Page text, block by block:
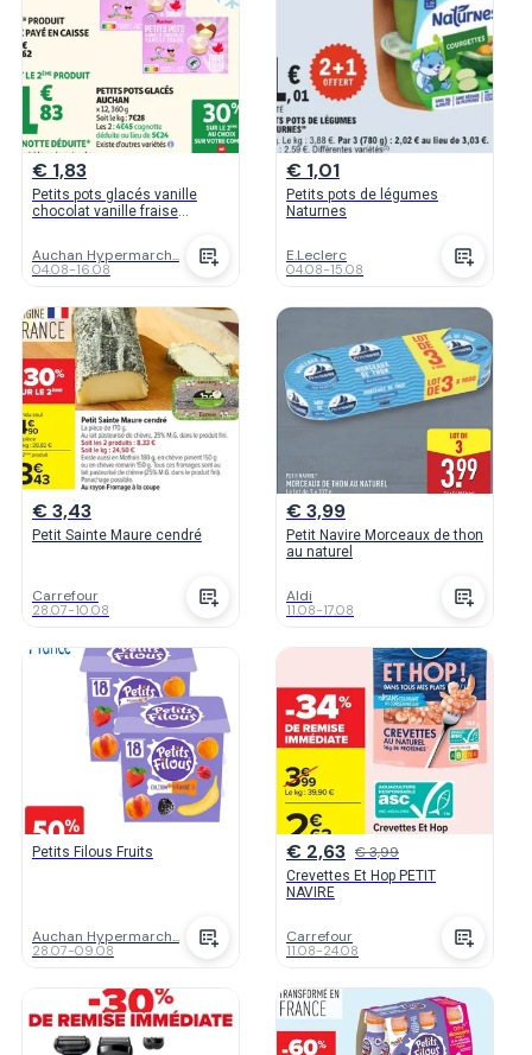
€ 1,83
Petits pots glacés vanille
chocolat vanille fraise
Auchan Hypermarch...
04.08-16.08
€ 1,01
Petits pots de légumes
Naturnes
E.Leclerc
04.08-15.08
€ 3,43
Petit Sainte Maure cendré
Carrefour
28.07-10.08
€ 3,99
Petit Navire Morceaux de thon
au naturel
Aldi
11.08-17.08
Petits Filous Fruits
Auchan Hypermarch...
28.07-09.08
€ 2,63 € 3,99
Crevettes Et Hop PETIT
NAVIRE
Carrefour
11.08-24.08